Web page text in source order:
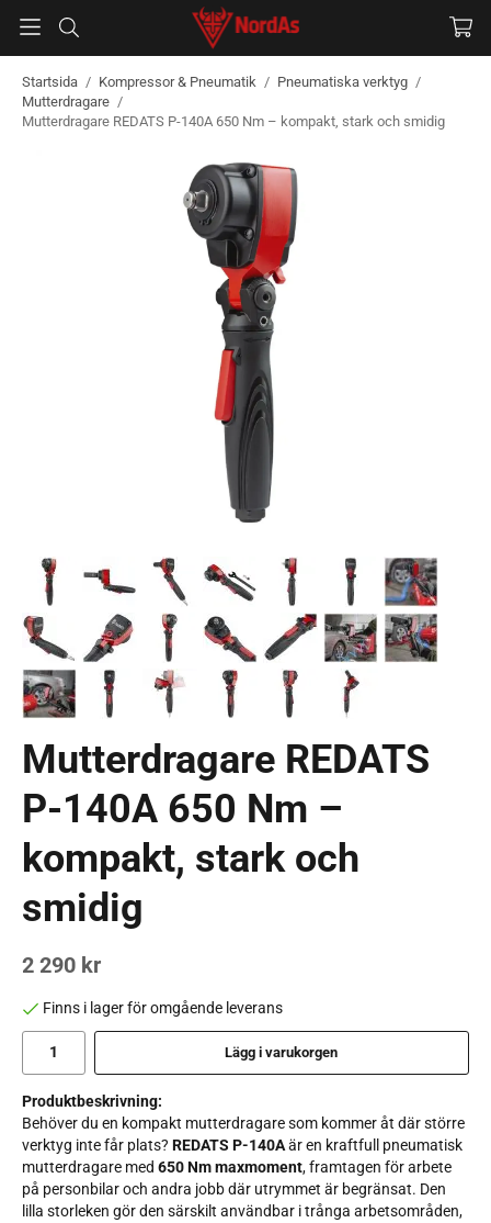
Startsida / Kompressor & Pneumatik / Pneumatiska verktyg /
Mutterdragare /
Mutterdragare REDATS P-140A 650 Nm – kompakt, stark och smidig
Mutterdragare REDATS
P-140A 650 Nm –
kompakt, stark och
smidig
2 290 kr
Finns i lager för omgående leverans
Lägg i varukorgen
Produktbeskrivning:
Behöver du en kompakt mutterdragare som kommer åt där större
verktyg inte får plats? REDATS P-140Aär en kraftfull pneumatisk
mutterdragare med 650 Nm maxmoment, framtagen för arbete
på personbilar och andra jobb där utrymmet är begränsat. Den
lilla storleken gör den särskilt användbar i trånga arbetsområden,